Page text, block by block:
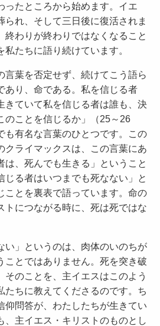
ったところから始めます。イエ
られ、そして三日後に復活されま
終わりが終わりではなくなること
たちに語り続けています。
葉を否定せず、続けてこう語ら
あり、命である。私を信じる者
きていて私を信じる者は誰も、決
のことを信じるか」（25～26
も有名な言葉のひとつです。この
クライマックスは、この言葉にあ
は、死んでも生きる」ということ
じる者はいつまでも死なない」と
ことを裏表で語っています。命の
トにつながる時に、死は死ではな
」というのは、肉体のいのちが
ことではありません。死を突き破
そのことを、主イエスはこのよう
たちに教えてくださるのです。ち
仰問答が、わたしたちが生きてい
、主イエス・キリストのものとし